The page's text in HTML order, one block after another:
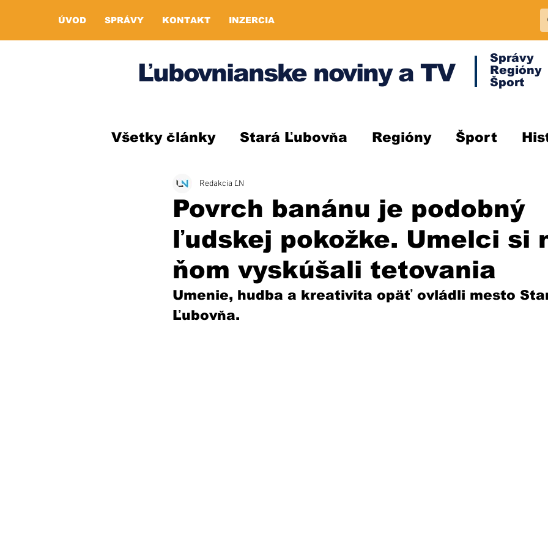
ÚVOD SPRÁVY KONTAKT INZERCIA
Ľubovnianske noviny a TV
Správy
Regióny
Šport
Všetky články Stará Ľubovňa Regióny Šport
Povrch banánu je podobný
ľudskej pokožke. Umelci si
ňom vyskúšali tetovania
Redakcia ĽN
Umenie, hudba a kreativita opäť ovládli mesto
Ľubovňa.